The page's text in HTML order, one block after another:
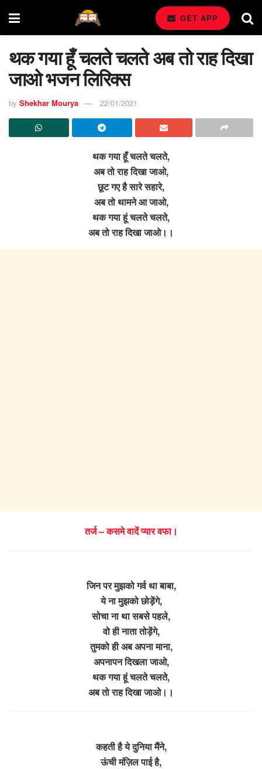
GET APP
थक गया हूँ चलते चलते अब तो राह दिखा
जाओ भजन लिरिक्स
by Shekhar Mourya 22/01/2021
थक गया हूँ चलते चलते,
अब तो राह दिखा जाओ,
छूट गए है सारे सहारे,
अब तो थामने आ जाओ,
थक गया हूं चलते चलते,
अब तो राह दिखा जाओ।।
तर्ज – कसमे वादें प्यार वफा।
जिन पर मुझको गर्व था बाबा,
ये ना मुझको छोड़ेंगे,
सोचा ना था सबसे पहले,
वो ही नाता तोड़ेंगे,
तुमको ही अब अपना माना,
अपनापन दिखला जाओ,
थक गया हूं चलते चलते,
अब तो राह दिखा जाओ।।
कहती है ये दुनिया मैंने,
ऊंची मंज़िल पाई है,